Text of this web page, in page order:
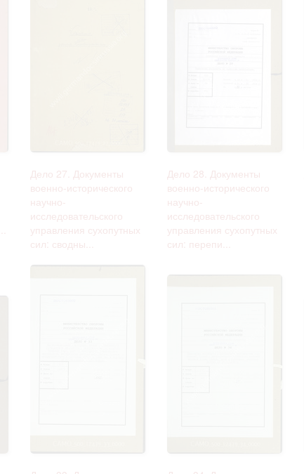
Дело 27. Документы
военно-исторического
научно-
исследовательского
управления сухопутных
сил: сводны...
Дело 28. Документы
военно-исторического
научно-
исследовательского
управления сухопутных
сил: перепи...